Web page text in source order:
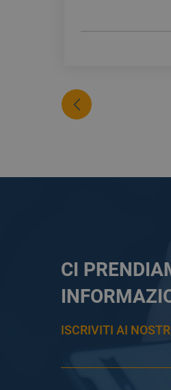
CI
ISCRIVITI AI